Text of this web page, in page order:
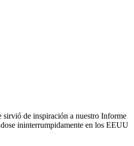
sirvió de inspiración a nuestro Informe
ininterrumpidamente en los EEUU